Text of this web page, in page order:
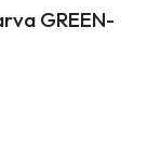
GREEN-